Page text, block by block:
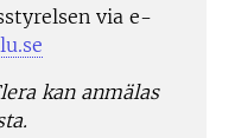
via e-
kan anmälas